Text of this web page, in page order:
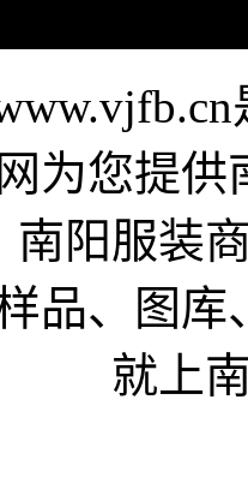
为您提
南阳服装
品、图
就上